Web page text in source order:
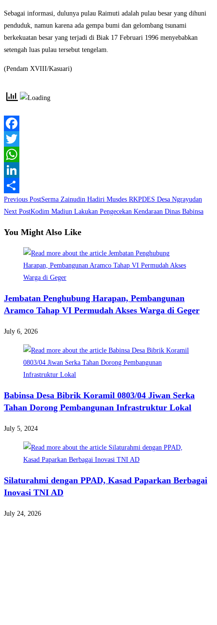
Sebagai informasi, dulunya pulau Raimuti adalah pulau besar yang dihuni
penduduk, namun karena ada gempa bumi dan gelombang tsunami
berkekuatan besar yang terjadi di Biak 17 Februari 1996 menyebabkan
setengah luas pulau tersebut tengelam.
(Pendam XVIII/Kasuari)
Facebook
Twitter
WhatsApp
LinkedIn
Share
Read
more
articles
Previous PostSerma Zainudin Hadiri Musdes RKPDES Desa Ngrayudan
Next PostKodim Madiun Lakukan Pengecekan Kendaraan Dinas Babinsa
You Might Also Like
Jembatan Penghubung Harapan, Pembangunan
Aramco Tahap VI Permudah Akses Warga di Geger
July 6, 2026
Babinsa Desa Bibrik Koramil 0803/04 Jiwan Serka
Tahan Dorong Pembangunan Infrastruktur Lokal
July 5, 2024
Silaturahmi dengan PPAD, Kasad Paparkan Berbagai
Inovasi TNI AD
July 24, 2026